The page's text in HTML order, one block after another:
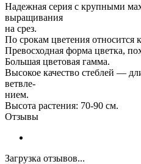
Надежная серия с крупными
выращивания
на срез.
По срокам цветения относится
Превосходная форма цветка,
Большая цветовая гамма.
Высокое качество стеблей —
ветвле-
нием.
Высота растения: 70-90 см.
Отзывы
Загрузка отзывов...